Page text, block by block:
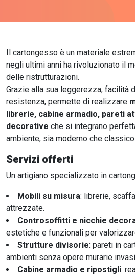
Il cartongesso è un materiale
negli ultimi anni ha rivoluzionato il
delle ristrutturazioni.
Grazie alla sua leggerezza, facilità
resistenza, permette di realizzare
librerie, cabine armadio, pareti
decorative che si integrano
ambiente, sia moderno che classico.
Servizi offerti
Un artigiano specializzato in
Mobili su misura: librerie,
attrezzate.
Controsoffitti e nicchie
estetiche e funzionali per
Strutture divisorie: pareti in
ambienti senza opere murarie
Cabine armadio e ripostigli: